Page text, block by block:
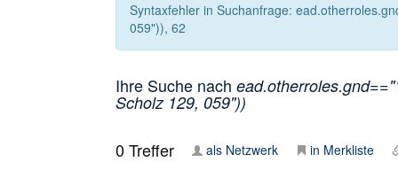
Syntaxfehler in Suchanfrage:
059")), 62
Ihre Suche nach
Scholz 129, 059"))
0Treffer als Netzwerk in Merkliste